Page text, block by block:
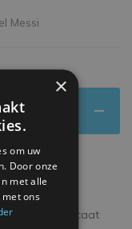
Messi
×
om uw
Door onze
met alle
ons